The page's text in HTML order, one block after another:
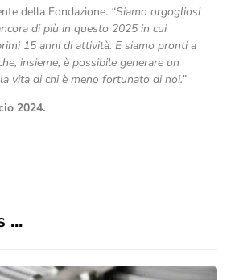
della Fondazione. “Siamo orgogliosi
di più in questo 2025 in cui
15 anni di attività. E siamo pronti a
insieme, è possibile generare un
vita di chi è meno fortunato di noi.”
2024.
...